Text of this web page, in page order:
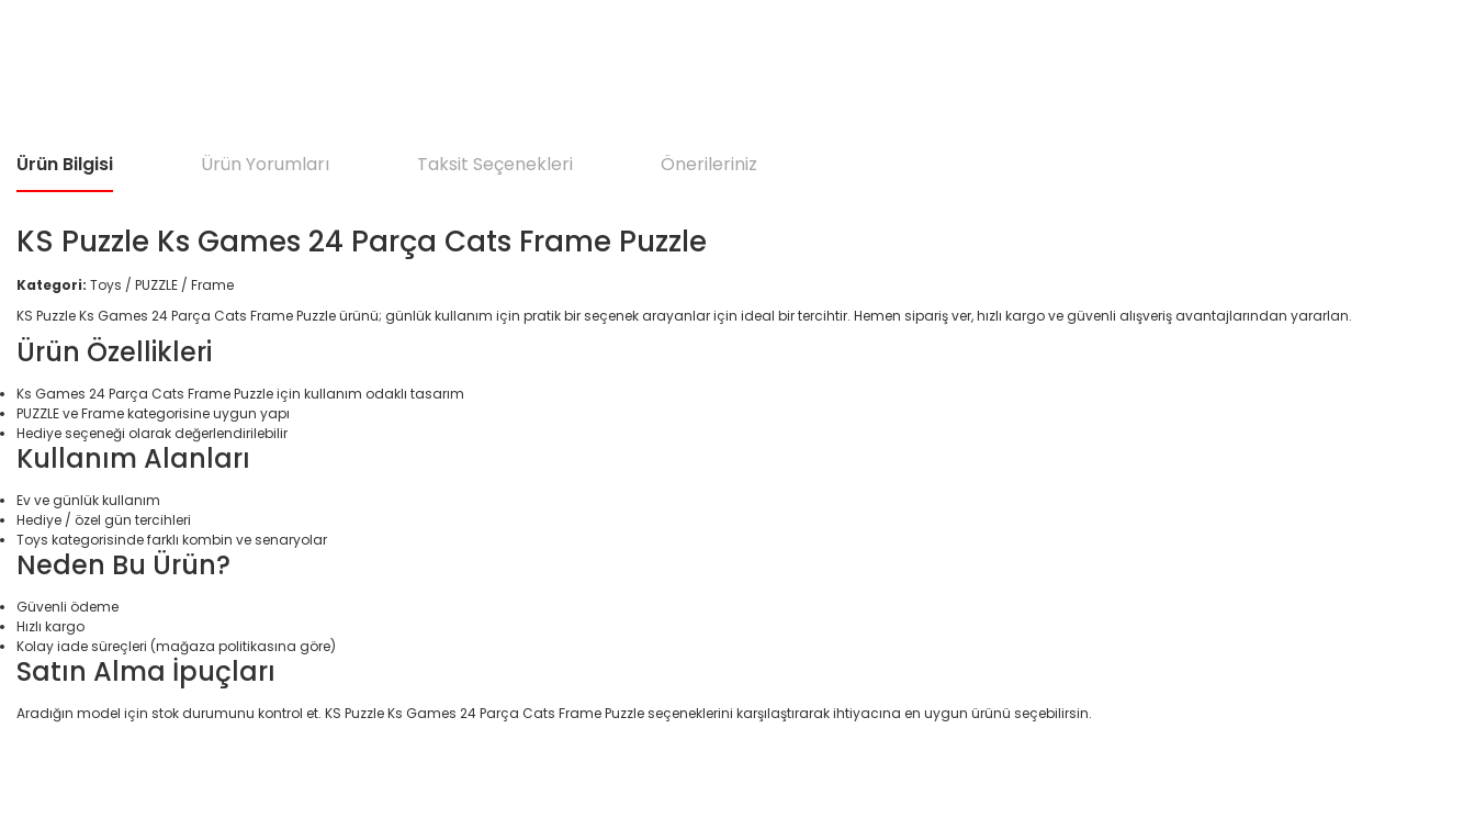
Ürün Bilgisi Ürün Yorumları Taksit Seçenekleri Önerileriniz
KS Puzzle Ks Games 24 Parça Cats Frame Puzzle
Kategori: Toys / PUZZLE / Frame
KS Puzzle Ks Games 24 Parça Cats Frame Puzzle ürünü; günlük kullanım için pratik bir seçenek arayanlar için ideal bir tercihtir. Hemen sipariş ver, hızlı kargo ve güvenli alışveriş avantajlarından yararlan.
Ürün Özellikleri
Ks Games 24 Parça Cats Frame Puzzle için kullanım odaklı tasarım
PUZZLE ve Frame kategorisine uygun yapı
Hediye seçeneği olarak değerlendirilebilir
Kullanım Alanları
Ev ve günlük kullanım
Hediye / özel gün tercihleri
Toys kategorisinde farklı kombin ve senaryolar
Neden Bu Ürün?
Güvenli ödeme
Hızlı kargo
Kolay iade süreçleri (mağaza politikasına göre)
Satın Alma İpuçları
Aradığın model için stok durumunu kontrol et. KS Puzzle Ks Games 24 Parça Cats Frame Puzzle seçeneklerini karşılaştırarak ihtiyacına en uygun ürünü seçebilirsin.